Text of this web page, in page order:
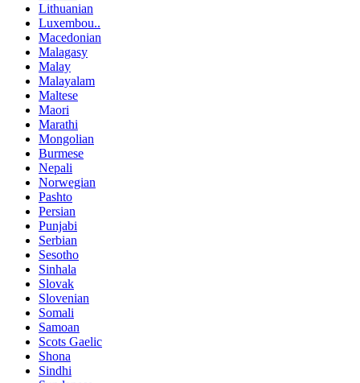
Lithuanian
Luxembou..
Macedonian
Malagasy
Malay
Malayalam
Maltese
Maori
Marathi
Mongolian
Burmese
Nepali
Norwegian
Pashto
Persian
Punjabi
Serbian
Sesotho
Sinhala
Slovak
Slovenian
Somali
Samoan
Scots Gaelic
Shona
Sindhi